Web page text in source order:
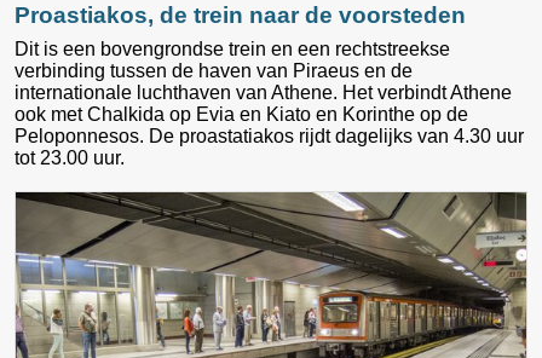
Proastiakos, de trein naar de voorsteden
Dit is een bovengrondse trein en een rechtstreekse
verbinding tussen de haven van Piraeus en de
internationale luchthaven van Athene. Het verbindt Athene
ook met Chalkida op Evia en Kiato en Korinthe op de
Peloponnesos. De proastatiakos rijdt dagelijks van 4.30 uur
tot 23.00 uur.